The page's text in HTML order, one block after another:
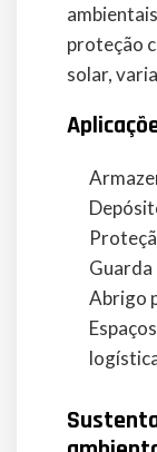
proteção
solar,
Guarda
Abrigo